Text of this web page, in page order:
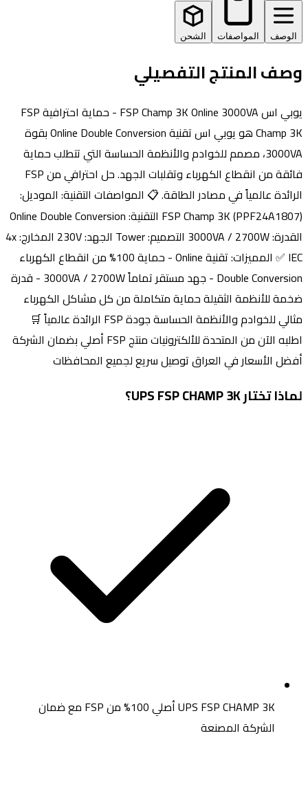
المواصفات الشحن
المنتج التفصيلي
يوبي اس FSP Champ 3K Online 3000VA - حماية احترافية FSP
Champ 3K هو يوبي اس تقنية Online Double Conversion بقوة
3000VA، مصمم للخوادم والأنظمة الحساسة التي تتطلب حماية
فائقة من انقطاع الكهرباء وتقلبات الجهد. حل احترافي من FSP
عالمياً في مصادر الطاقة. 📋 المواصفات التقنية: الموديل:
FSP Champ 3K (PPF24A1807) التقنية: Online Double Conversion
القدرة: 3000VA / 2700W التصميم: Tower الجهد: 230V المخارج: 4x
IEC ✅ المميزات: تقنية Online - حماية 100% من انقطاع الكهرباء
Double Conversion - جهد مستقر تماماً 3000VA / 2700W - قدرة
للأنظمة الثقيلة حماية متكاملة من كل مشاكل الكهرباء
مثالي للخوادم والأنظمة الحساسة جودة FSP الرائدة عالمياً 🛒
اطلبه الآن من المتحدة للألكترونيات منتج FSP أصلي بضمان الشركة
الأسعار في العراق توصيل سريع لجميع المحافظات
تختارUPS FSP CHAMP 3K؟
UPS FSP CHAMP 3Kأصلي 100% من FSP
مع ضمان
الشركة المصنعة